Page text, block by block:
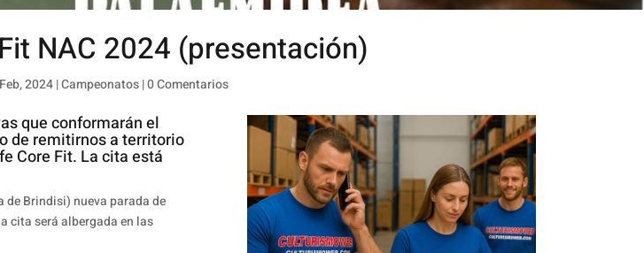
NAC 2024 (presentación)
2024|Campeonatos|0 Comentarios
que conformarán el
de remitirnos a territorio
Core Fit. La cita está
Brindisi) nueva parada de
cita será albergada en las